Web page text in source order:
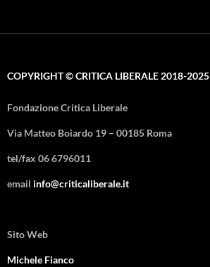
COPYRIGHT © CRITICA LIBERALE 2018-2025
Fondazione Critica Liberale
Via Matteo Boiardo 19 – 00185 Roma
tel/fax 06 6796011
email info@criticaliberale.it
Sito Web
Michele Fianco